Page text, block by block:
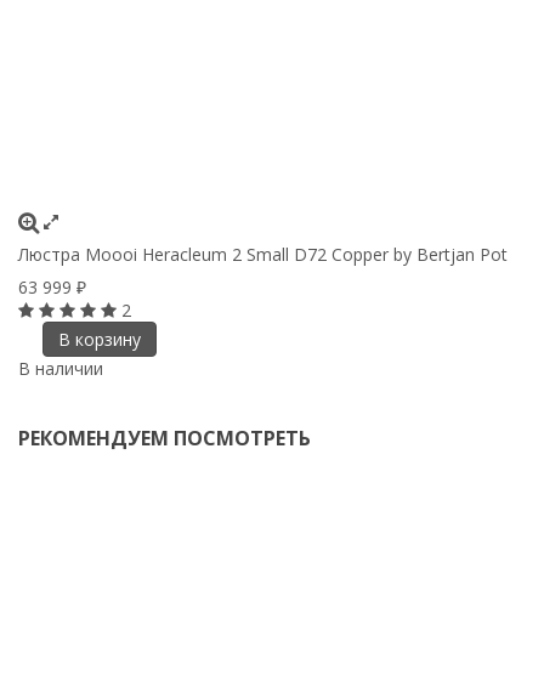
Люстра Moooi Heracleum 2 Small D72 Copper by Bertjan Pot
63 999 ₽
2
В корзину
В наличии
РЕКОМЕНДУЕМ ПОСМОТРЕТЬ